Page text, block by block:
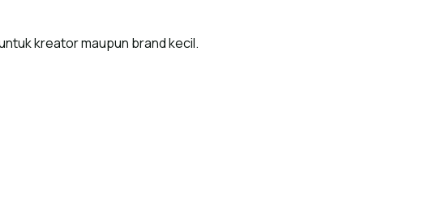
kreator maupun brand kecil.